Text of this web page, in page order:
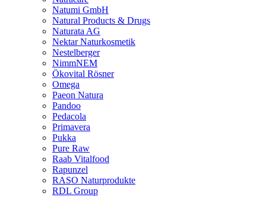
Natumi GmbH
Natural Products & Drugs
Naturata AG
Nektar Naturkosmetik
Nestelberger
NimmNEM
Ökovital Rösner
Omega
Paeon Natura
Pandoo
Pedacola
Primavera
Pukka
Pure Raw
Raab Vitalfood
Rapunzel
RASO Naturprodukte
RDL Group